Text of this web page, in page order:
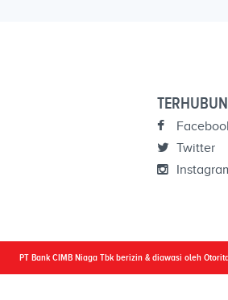
Twitter
PT Bank CIMB Niaga Tbk berizin & diawasi oleh